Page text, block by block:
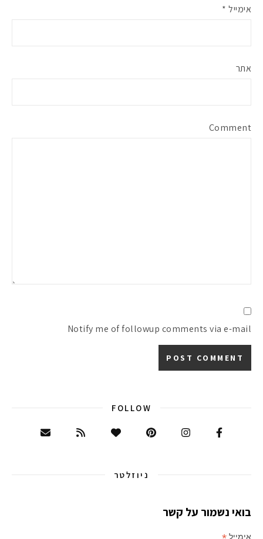
אימייל *
אתר
Comment
Notify me of followup comments via e-mail
FOLLOW
ניוזלטר
בואי נשמור על קשר
אימייל